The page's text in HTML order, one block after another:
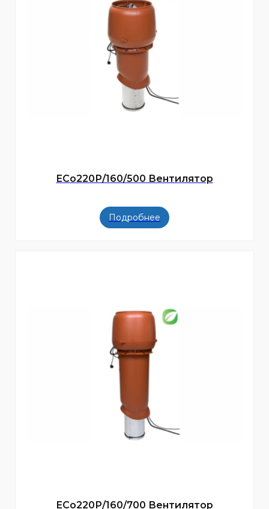
ECo220Р/160/500 Вентилятор
Подробнее
ECo220Р/160/700 Вентилятор